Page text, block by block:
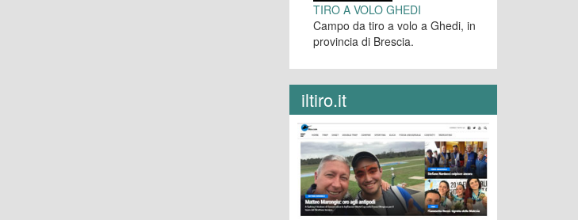
TIRO A VOLO GHEDI
Campo da tiro a volo a Ghedi, in
provincia di Brescia.
iltiro.it